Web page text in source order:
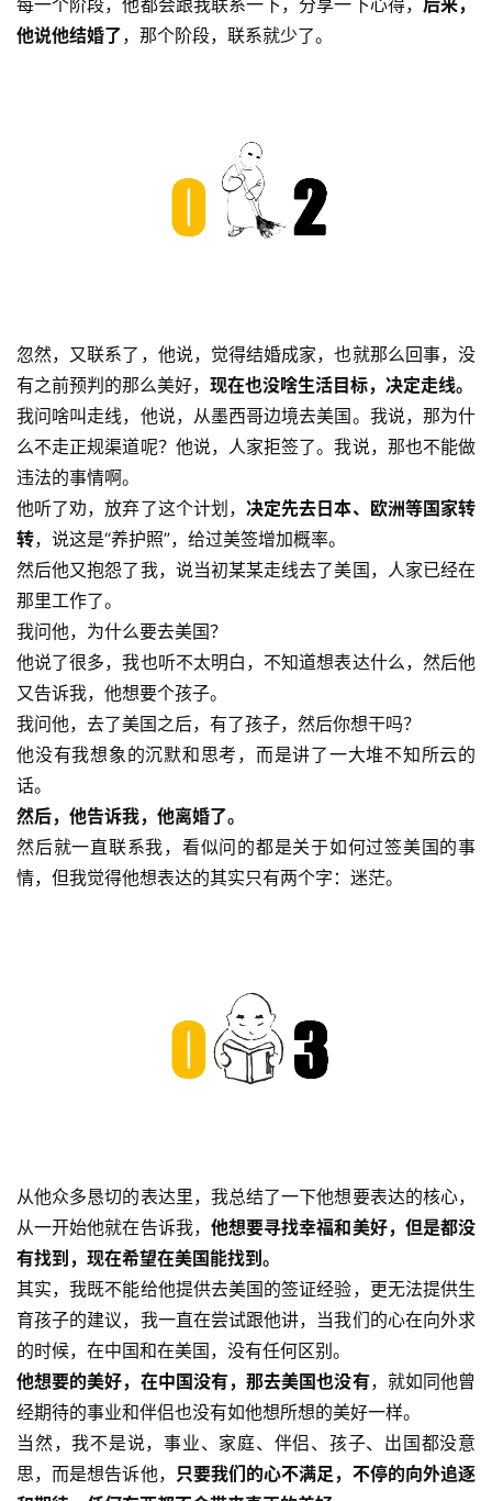
资
讯
八
点
僧
提
专
题
公
益
慈
善
佛
每一个阶段，他都会跟我联系一下，分享一下心得， 后来，
他说他结婚了，那个阶段，联系就少了。
忽然，又联系了，他说，觉得结婚成家，也就那么回事，没
有之前预判的那么美好， 现在也没啥生活目标，决定走线。
我问啥叫走线，他说，从墨西哥边境去美国。我说，那为什
么不走正规渠道呢？他说，人家拒签了。我说，那也不能做
违法的事情啊。
他听了劝，放弃了这个计划，决定先去日本、欧洲等国家转
转，说这是“养护照”，给过美签增加概率。
然后他又抱怨了我，说当初某某走线去了美国，人家已经在
那里工作了。
我问他，为什么要去美国？
他说了很多，我也听不太明白，不知道想表达什么，然后他
又告诉我，他想要个孩子。
我问他，去了美国之后，有了孩子，然后你想干吗？
他没有我想象的沉默和思考，而是讲了一大堆不知所云的
话。
然后，他告诉我，他离婚了。
然后就一直联系我，看似问的都是关于如何过签美国的事
情，但我觉得他想表达的其实只有两个字：迷茫。
从他众多恳切的表达里，我总结了一下他想要表达的核心，
从一开始他就在告诉我， 他想要寻找幸福和美好，但是都没
有找到，现在希望在美国能找到。
其实，我既不能给他提供去美国的签证经验，更无法提供生
育孩子的建议，我一直在尝试跟他讲，当我们的心在向外求
的时候，在中国和在美国，没有任何区别。
他想要的美好，在中国没有，那去美国也没有，就如同他曾
经期待的事业和伴侣也没有如他想所想的美好一样。
当然，我不是说，事业、家庭、伴侣、孩子、出国都没意
思，而是想告诉他， 只要我们的心不满足，不停的向外追逐